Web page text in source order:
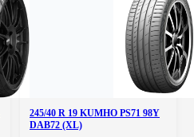
245/40 R 19 KUMHO PS71 98Y
DAB72 (XL)